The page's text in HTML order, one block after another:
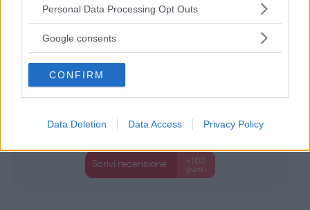
Please note that this website/app uses one or more Google
not limited to your visit or usage behaviour. You may click to
use your data for below specified purposes in below Google
consent section.
Personal Data Processing Opt Outs
Google consents
CONFIRM
Data Deletion Data Access Privacy Policy
Scrivi recensione
+100
punti